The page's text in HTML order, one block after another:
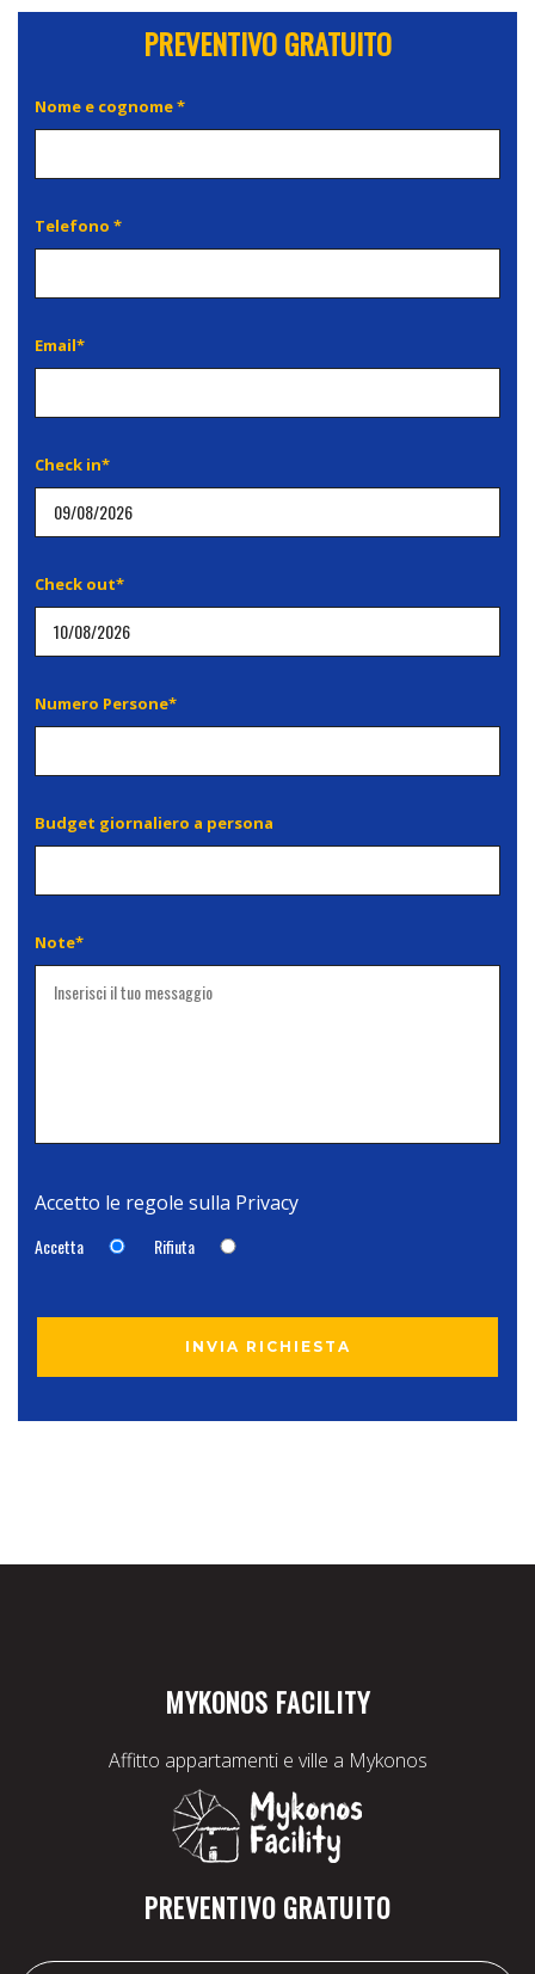
PREVENTIVO GRATUITO
Nome e cognome *
Telefono *
Email*
Check in*
Check out*
Numero Persone*
Budget giornaliero a persona
Note*
Accetto le regole sulla Privacy
Accetta Rifiuta
INVIA RICHIESTA
MYKONOS FACILITY
Affitto appartamenti e ville a Mykonos
PREVENTIVO GRATUITO